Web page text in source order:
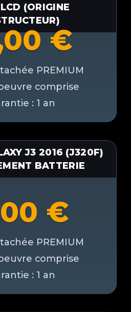
(ORIGINE
€
J3 2016 (J320F)
BATTERIE
€